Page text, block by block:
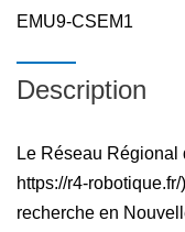
EMU9-CSEM1
Description
Le Réseau
https://r4-
recherche en